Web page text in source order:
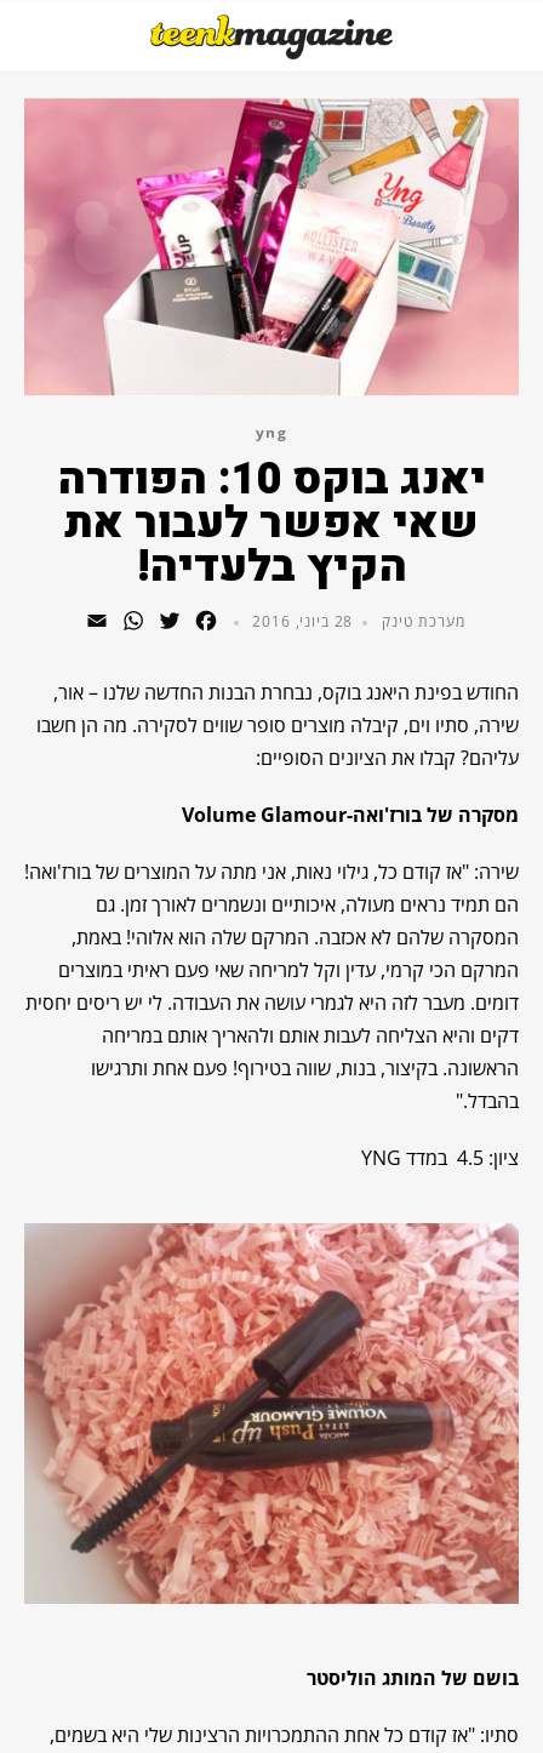
yng
יאנג בוקס 10: הפודרה
שאי אפשר לעבור את
הקיץ בלעדיה!
מערכת טינק 28 ביוני, 2016 Facebook
Twitter
WhatsApp
החודש בפינת היאנג בוקס, נבחרת הבנות החדשה שלנו – אור,
שירה, סתיו וים, קיבלה מוצרים סופר שווים לסקירה. מה הן חשבו
עליהם? קבלו את הציונים הסופיים:
מסקרה של בורז'ואה-Volume Glamour
שירה: "אז קודם כל, גילוי נאות, אני מתה על המוצרים של בורז'ואה!
הם תמיד נראים מעולה, איכותיים ונשמרים לאורך זמן. גם
המסקרה שלהם לא אכזבה. המרקם שלה הוא אלוהי! באמת,
המרקם הכי קרמי, עדין וקל למריחה שאי פעם ראיתי במוצרים
דומים. מעבר לזה היא לגמרי עושה את העבודה. לי יש ריסים יחסית
דקים והיא הצליחה לעבות אותם ולהאריך אותם במריחה
הראשונה. בקיצור, בנות, שווה בטירוף! פעם אחת ותרגישו
בהבדל."
ציון: 4.5 במדד YNG
בושם של המותג הוליסטר
סתיו: "אז קודם כל אחת ההתמכרויות הרצינות שלי היא בשמים,